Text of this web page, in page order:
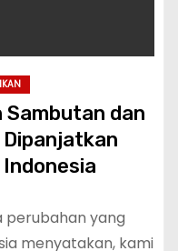
Sambutan dan
Dipanjatkan
perubahan yang
menyatakan, kami